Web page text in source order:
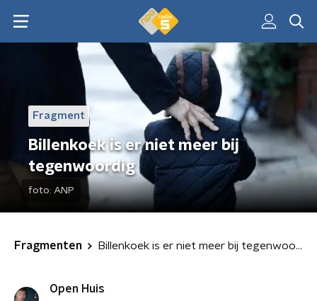
Fragment
Billenkoek is er niet meer bij
tegenwoordig
foto: ANP
Fragmenten Billenkoek is er niet meer bij tegenwoordig
Open Huis